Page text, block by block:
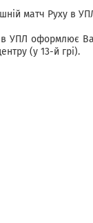
матч Руху в
УПЛ оформлює
(у 13-й грі).